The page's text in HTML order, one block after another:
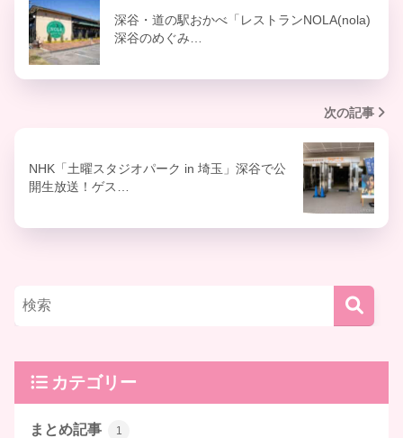
深谷・道の駅おかべ「レストランNOLA(nola)
深谷のめぐみ…
次の記事
NHK「土曜スタジオパーク in 埼玉」深谷で公
開生放送！ゲス…
カテゴリー
まとめ記事 1